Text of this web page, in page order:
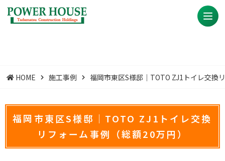
HOME 施工事例 福岡市東区S様邸｜TOTO ZJ1トイレ交換
福岡市東区S様邸｜TOTO ZJ1トイレ交換
リフォーム事例（総額20万円）